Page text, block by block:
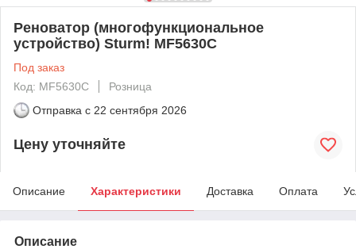
Реноватор (многофункциональное
устройство) Sturm! MF5630C
Под заказ
Код: MF5630C
Розница
Отправка с 22 сентября 2026
Цену уточняйте
Описание Характеристики Доставка Оплата
Описание